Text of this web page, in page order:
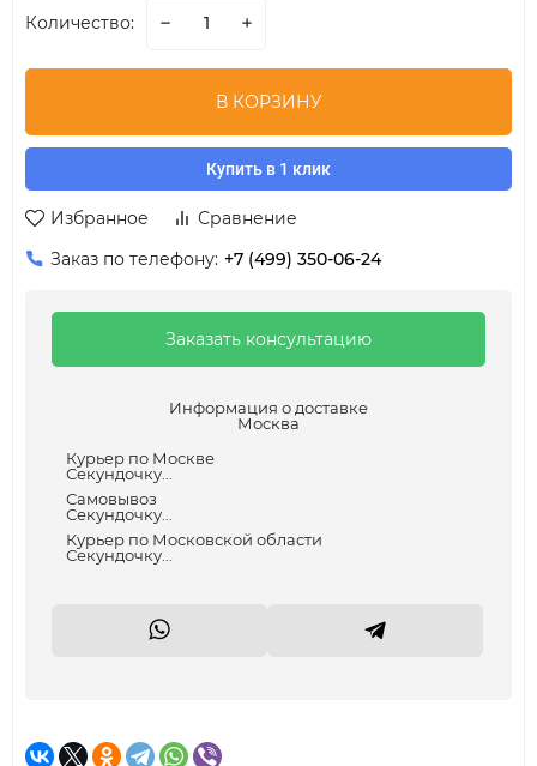
Количество:
В КОРЗИНУ
Купить в 1 клик
Избранное
Сравнение
Заказ по телефону: +7 (499) 350-06-24
Заказать консультацию
Информация о доставке
Москва
Курьер по Москве
Секундочку...
Самовывоз
Секундочку...
Курьер по Московской области
Секундочку...